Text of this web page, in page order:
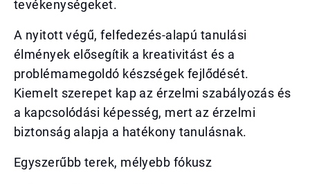
tevékenységeket.
A nyitott végű, felfedezés-alapú tanulási
élmények elősegítik a kreativitást és a
problémamegoldó készségek fejlődését.
Kiemelt szerepet kap az érzelmi szabályozás és
a kapcsolódási képesség, mert az érzelmi
biztonság alapja a hatékony tanulásnak.
Egyszerűbb terek, mélyebb fókusz